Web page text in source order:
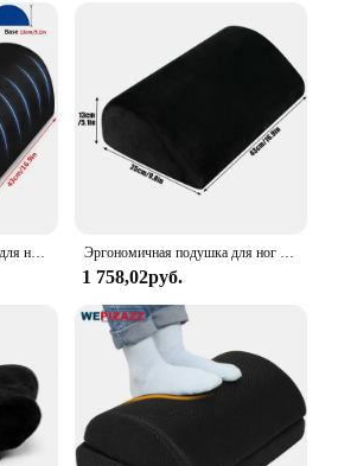
2 регулируемых подставки для ног для стола, мягкая подушка из пены с эффектом памяти, эргономичная, для офиса, работы, автомобиля, игр, компьютера Эргономичная подушка для ног под столом-для работы в офисе, игровая подушка для подъема ног, подушка на танкетке для ног-обеспечивает ежедневное облегчение
1 758,02руб.